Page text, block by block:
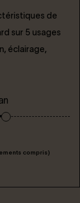
de
sur 5 usages
éclairage,
compris)